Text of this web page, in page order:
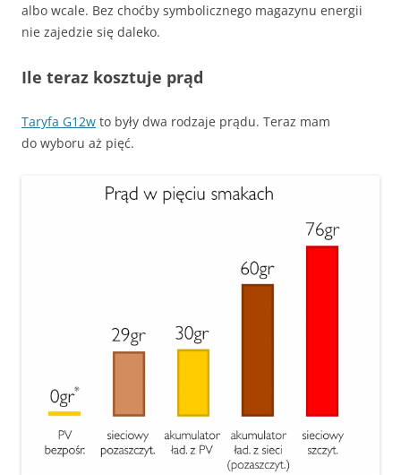
albo wcale. Bez choćby symbolicznego magazynu energii
nie zajedzie się daleko.
Ile teraz kosztuje prąd
Taryfa G12w to były dwa rodzaje prądu. Teraz mam
do wyboru aż pięć.